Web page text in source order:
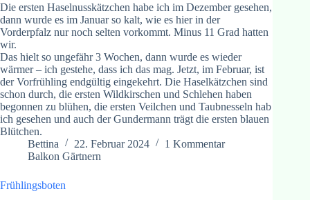
Die ersten Haselnusskätzchen habe ich im Dezember gesehen,
dann wurde es im Januar so kalt, wie es hier in der
Vorderpfalz nur noch selten vorkommt. Minus 11 Grad hatten
wir.
Das hielt so ungefähr 3 Wochen, dann wurde es wieder
wärmer – ich gestehe, dass ich das mag. Jetzt, im Februar, ist
der Vorfrühling endgültig eingekehrt. Die Haselkätzchen sind
schon durch, die ersten Wildkirschen und Schlehen haben
begonnen zu blühen, die ersten Veilchen und Taubnesseln hab
ich gesehen und auch der Gundermann trägt die ersten blauen
Blütchen.
Bettina
22. Februar 2024
1 Kommentar
Balkon Gärtnern
Frühlingsboten